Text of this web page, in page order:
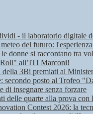
- il laboratorio digitale
del futuro:
donne si raccontano tra
all’ITI Marconi!
3Bi premiati al
secondo posto al Trofeo
insegnare senza forzare
delle quarte alla prova con
Contest 2026: la